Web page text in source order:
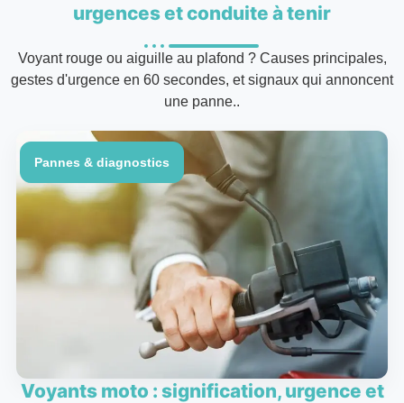
urgences et conduite à tenir
Voyant rouge ou aiguille au plafond ? Causes principales,
gestes d'urgence en 60 secondes, et signaux qui annoncent
une panne..
Pannes & diagnostics
Voyants moto : signification, urgence et